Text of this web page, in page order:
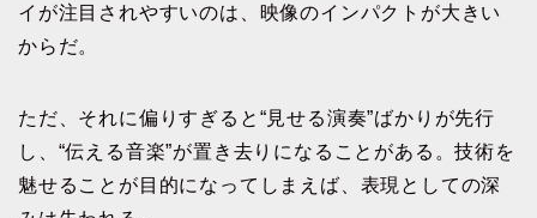
イが注目されやすいのは、映像のインパクトが大きい
からだ。
ただ、それに偏りすぎると“見せる演奏”ばかりが先行
し、“伝える音楽”が置き去りになることがある。技術を
魅せることが目的になってしまえば、表現としての深